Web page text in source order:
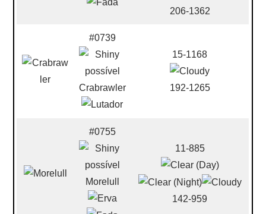
206-1362
#0739
Crabrawler
15-1168
192-1265
#0755
Morelull
11-885
142-959